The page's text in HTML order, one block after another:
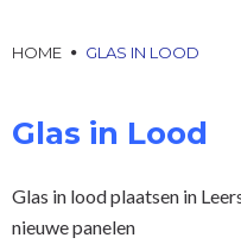
PROJECTEN
HOME GLAS IN LOOD
Glas
in
Lood
Glas in Lood
Glas in lood plaatsen in
nieuwe panelen